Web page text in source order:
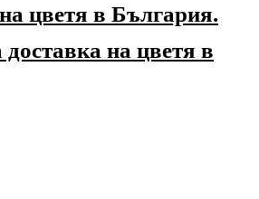
цветя в България.
доставка на цветя в